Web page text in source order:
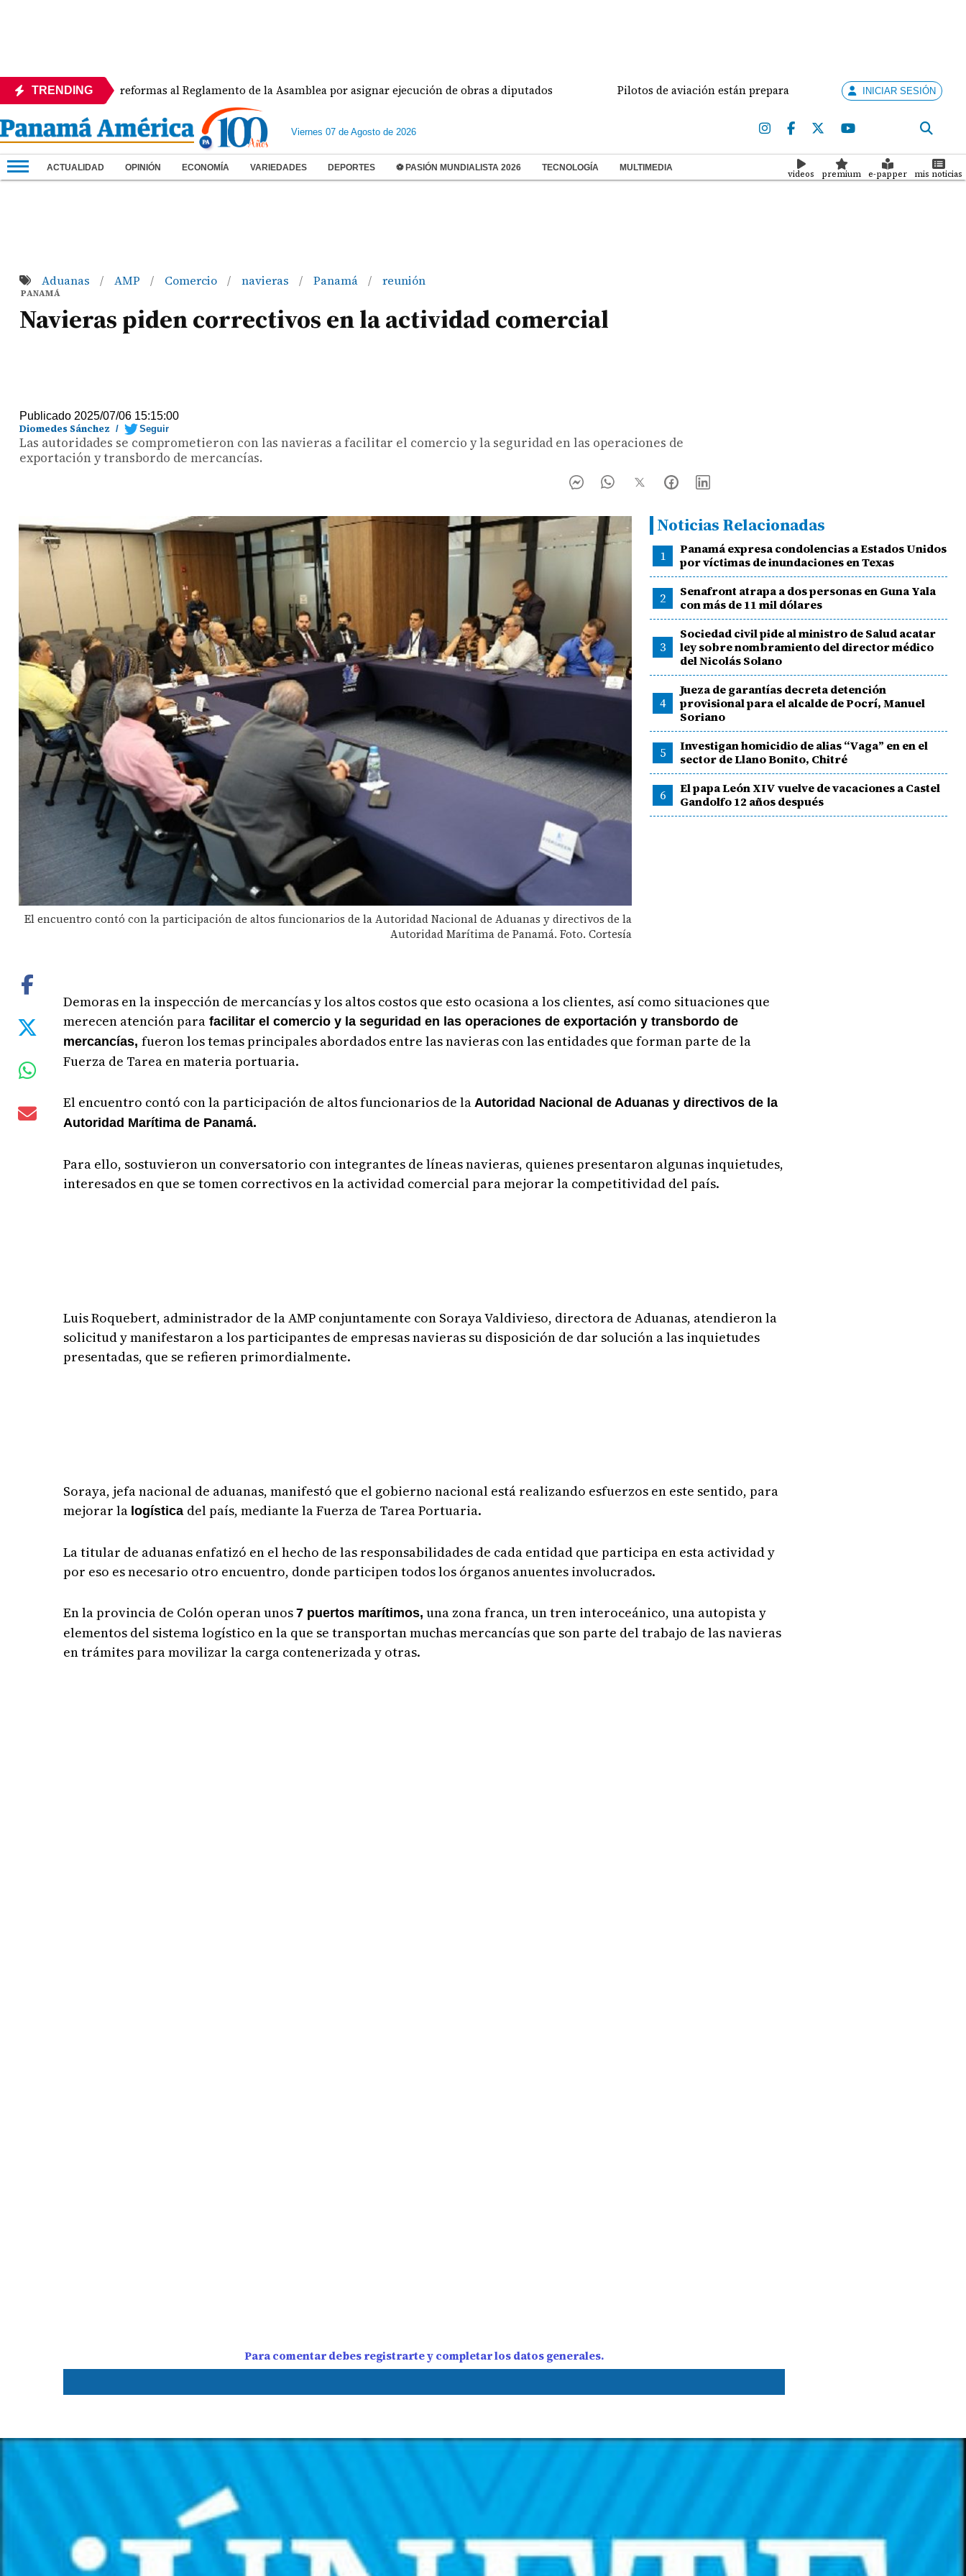
TRENDING
rechaza reformas al Reglamento de la Asamblea por asignar ejecución de obras a diputados Pilotos de aviación están preparados para ejercer la docenciaINICIAR SESIÓN
Viernes 07 de Agosto de 2026
ACTUALIDAD OPINIÓN ECONOMÍA VARIEDADES DEPORTES ⚽ PASIÓN MUNDIALISTA 2026 TECNOLOGÍA MULTIMEDIA
videos premium e-papper mis noticias
Aduanas / AMP / Comercio / navieras / Panamá / reunión
PANAMÁ
Navieras piden correctivos en la actividad comercial
Publicado 2025/07/06 15:15:00
Diomedes Sánchez / Seguir
Las autoridades se comprometieron con las navieras a facilitar el comercio y la seguridad en las operaciones de
exportación y transbordo de mercancías.
El encuentro contó con la participación de altos funcionarios de la Autoridad Nacional de Aduanas y directivos de la
Autoridad Marítima de Panamá. Foto. Cortesía
Noticias Relacionadas
1
Panamá expresa condolencias a Estados Unidos
por víctimas de inundaciones en Texas
2
Senafront atrapa a dos personas en Guna Yala
con más de 11 mil dólares
3
Sociedad civil pide al ministro de Salud acatar
ley sobre nombramiento del director médico
del Nicolás Solano
4
Jueza de garantías decreta detención
provisional para el alcalde de Pocrí, Manuel
Soriano
5
Investigan homicidio de alias “Vaga” en en el
sector de Llano Bonito, Chitré
6
El papa León XIV vuelve de vacaciones a Castel
Gandolfo 12 años después
Demoras en la inspección de mercancías y los altos costos que esto ocasiona a los clientes, así como situaciones que
merecen atención para facilitar el comercio y la seguridad en las operaciones de exportación y transbordo de
mercancías,fueron los temas principales abordados entre las navieras con las entidades que forman parte de la
Fuerza de Tarea en materia portuaria.
El encuentro contó con la participación de altos funcionarios de laAutoridad Nacional de Aduanas y directivos de la
Autoridad Marítima de Panamá.
Para ello, sostuvieron un conversatorio con integrantes de líneas navieras, quienes presentaron algunas inquietudes,
interesados en que se tomen correctivos en la actividad comercial para mejorar la competitividad del país.
Luis Roquebert, administrador de la AMP conjuntamente con Soraya Valdivieso, directora de Aduanas, atendieron la
solicitud y manifestaron a los participantes de empresas navieras su disposición de dar solución a las inquietudes
presentadas, que se refieren primordialmente.
Soraya, jefa nacional de aduanas, manifestó que el gobierno nacional está realizando esfuerzos en este sentido, para
mejorar la logística del país, mediante la Fuerza de Tarea Portuaria.
La titular de aduanas enfatizó en el hecho de las responsabilidades de cada entidad que participa en esta actividad y
por eso es necesario otro encuentro, donde participen todos los órganos anuentes involucrados.
En la provincia de Colón operan unos7 puertos marítimos, una zona franca, un tren interoceánico, una autopista y
elementos del sistema logístico en la que se transportan muchas mercancías que son parte del trabajo de las navieras
en trámites para movilizar la carga contenerizada y otras.
Para comentar debes registrarte y completar los datos generales.